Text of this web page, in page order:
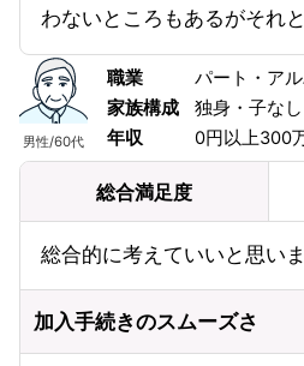
わないところもあるがそれ
男性/60代
職業
パート・ア
家族構成
独身・子なし
年収
0円以上300
総合満足度
総合的に考えていいと思いま
加入手続きのスムーズさ